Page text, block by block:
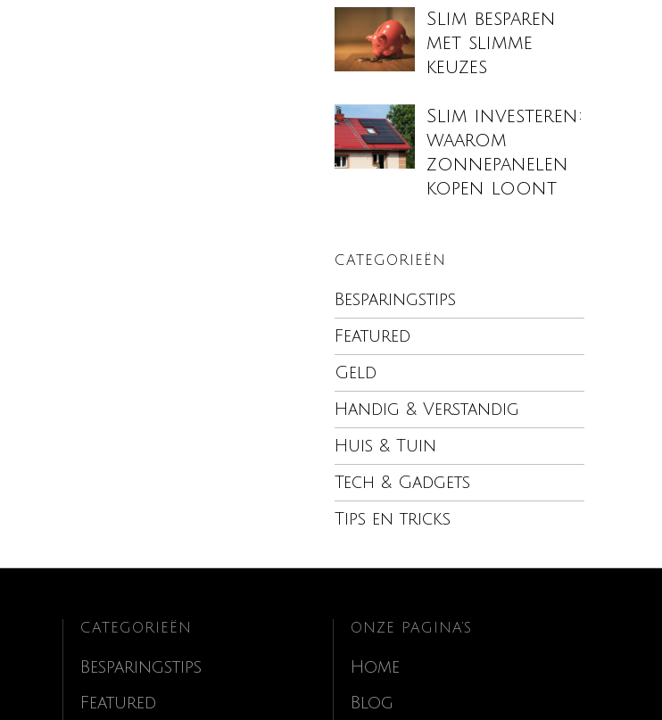
Slim besparen
met slimme
keuzes
Slim investeren:
waarom
zonnepanelen
kopen loont
CATEGORIEËN
Besparingstips
Featured
Geld
Handig & Verstandig
Huis & Tuin
Tech & Gadgets
Tips en tricks
CATEGORIEËN
Besparingstips
Featured
ONZE PAGINA’S
Home
Blog